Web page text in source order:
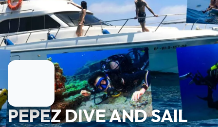
PEPEZ DIVE AND SAIL